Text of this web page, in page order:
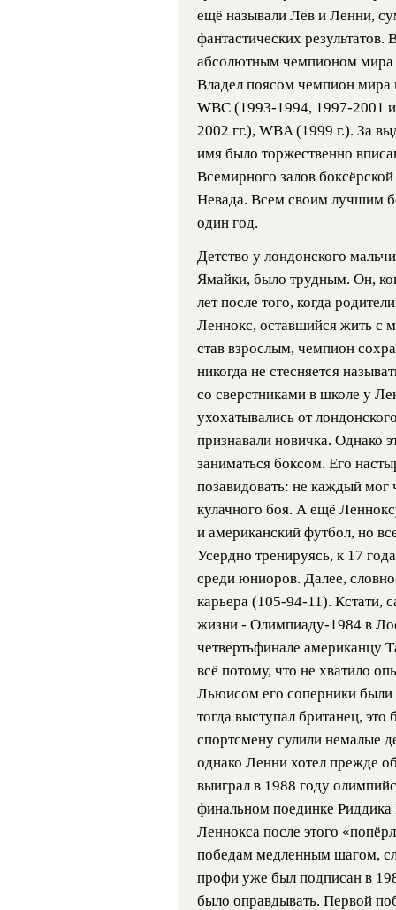
ещё называли Лев и Ленни,
фантастических
абсолютным чемпионом мира
Владел поясом чемпион мира
WBC (1993-1994, 1997-2001
2002 гг.), WBA (1999 г.). За
имя было торжественно
Всемирного залов
Невада. Всем своим лучшим
один год.
Детство у лондонского
Ямайки, было трудным. Он,
лет после того, когда
Леннокс, оставшийся жить с
став взрослым, чемпион
никогда не стесняется
со сверстниками в школе у
ухохатывались от
признавали новичка. Однако
заниматься боксом. Его
позавидовать: не каждый мог
кулачного боя. А ещё
и американский футбол, но
Усердно тренируясь, к 17
среди юниоров. Далее,
карьера (105-94-11). Кстати,
жизни - Олимпиаду-1984 в
четвертьфинале американцу
всё потому, что не хватило
Льюисом его соперники
тогда выступал британец,
спортсмену сулили немалые
однако Ленни хотел прежде
выиграл в 1988 году
финальном поединке
Леннокса после этого
победам медленным шагом,
профи уже был подписан в
было оправдывать. Первой